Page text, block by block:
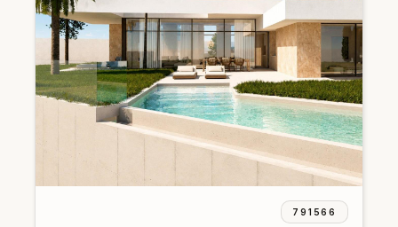
791566